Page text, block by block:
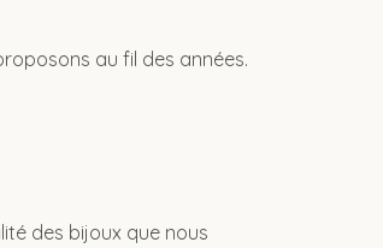
au fil des années.
des bijoux que nous